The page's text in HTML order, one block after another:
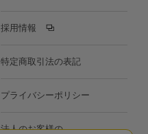
採用情報
特定商取引法の表記
プライバシーポリシー
法人のお客様の